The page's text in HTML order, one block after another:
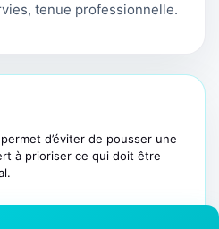
tenue professionnelle.
d’éviter de pousser une
à prioriser ce qui doit être